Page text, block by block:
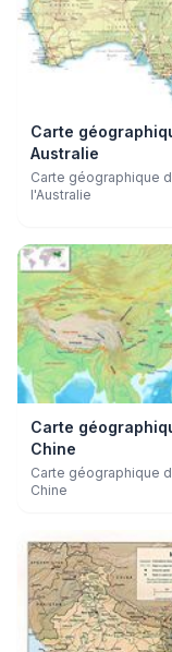
Carte
Australie
Carte géographique
l'Australie
Carte
Chine
Carte géographique
Chine